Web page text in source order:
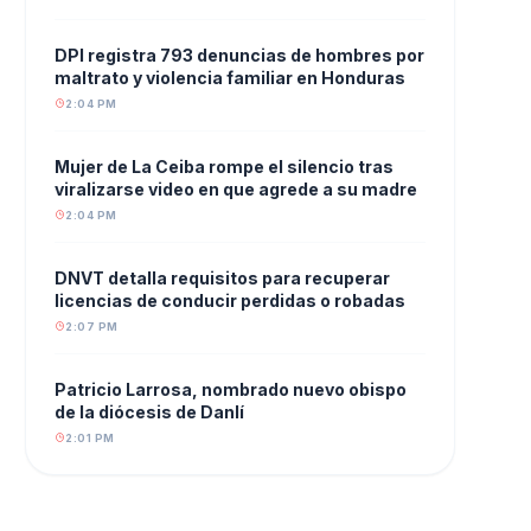
DPI registra 793 denuncias de hombres por
maltrato y violencia familiar en Honduras
2:04 PM
Mujer de La Ceiba rompe el silencio tras
viralizarse video en que agrede a su madre
2:04 PM
DNVT detalla requisitos para recuperar
licencias de conducir perdidas o robadas
2:07 PM
Patricio Larrosa, nombrado nuevo obispo
de la diócesis de Danlí
2:01 PM